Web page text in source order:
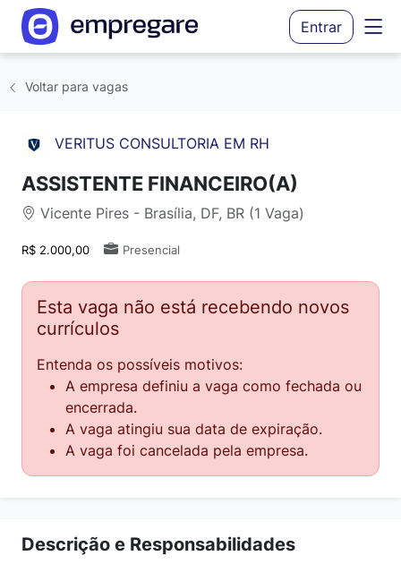
Entrar
Voltar para vagas
VERITUS CONSULTORIA EM RH
ASSISTENTE FINANCEIRO(A)
Vicente Pires - Brasília, DF, BR (1 Vaga)
R$ 2.000,00 Presencial
Esta vaga não está recebendo novos
currículos
Entenda os possíveis motivos:
A empresa definiu a vaga como fechada ou
encerrada.
A vaga atingiu sua data de expiração.
A vaga foi cancelada pela empresa.
Descrição e Responsabilidades